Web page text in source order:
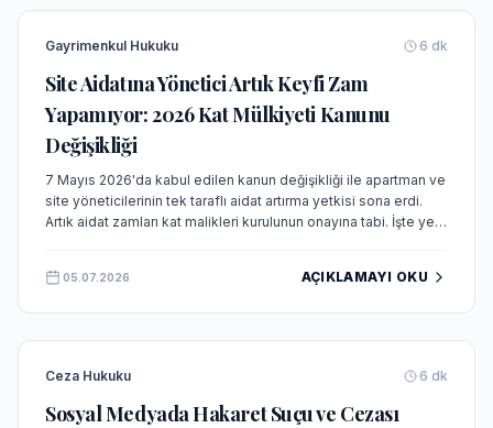
Gayrimenkul Hukuku 6 dk
Site Aidatına Yönetici Artık Keyfi Zam
Yapamıyor: 2026 Kat Mülkiyeti Kanunu
Değişikliği
7 Mayıs 2026'da kabul edilen kanun değişikliği ile apartman ve
site yöneticilerinin tek taraflı aidat artırma yetkisi sona erdi.
Artık aidat zamları kat malikleri kurulunun onayına tabi. İşte yeni
05.07.2026 AÇIKLAMAYI OKU
Ceza Hukuku 6 dk
Sosyal Medyada Hakaret Suçu ve Cezası